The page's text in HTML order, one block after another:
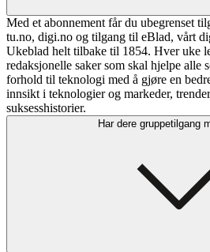
Med et abonnement får du ubegrenset
tu.no, digi.no og tilgang til eBlad, vårt
Ukeblad helt tilbake til 1854. Hver uke
redaksjonelle saker som skal hjelpe alle
forhold til teknologi med å gjøre en
innsikt i teknologier og markeder,
suksesshistorier.
Har dere gruppetilgang